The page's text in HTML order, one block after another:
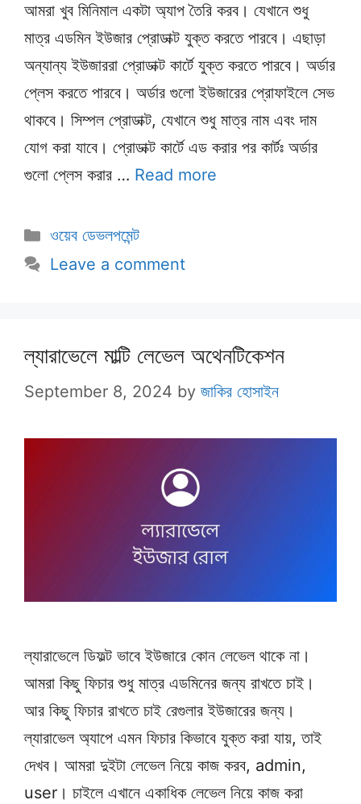
আমরা খুব মিনিমাল একটা অ্যাপ তৈরি করব। যেখানে শুধু
মাত্র এডমিন ইউজার প্রোডাক্ট যুক্ত করতে পারবে। এছাড়া
অন্যান্য ইউজাররা প্রোডাক্ট কার্টে যুক্ত করতে পারবে। অর্ডার
প্লেস করতে পারবে। অর্ডার গুলো ইউজারের প্রোফাইলে সেভ
থাকবে। সিম্পল প্রোডাক্ট, যেখানে শুধু মাত্র নাম এবং দাম
যোগ করা যাবে। প্রোডাক্ট কার্টে এড করার পর কার্টঃ অর্ডার
গুলো প্লেস করার … Read more
Categories
ওয়েব ডেভলপমেন্ট
Leave a comment
ল্যারাভেলে মাল্টি লেভেল অথেনটিকেশন
September 8, 2024 by জাকির হোসাইন
ল্যারাভেলে ডিফল্ট ভাবে ইউজারে কোন লেভেল থাকে না।
আমরা কিছু ফিচার শুধু মাত্র এডমিনের জন্য রাখতে চাই।
আর কিছু ফিচার রাখতে চাই রেগুলার ইউজারের জন্য।
ল্যারাভেল অ্যাপে এমন ফিচার কিভাবে যুক্ত করা যায়, তাই
দেখব। আমরা দুইটা লেভেল নিয়ে কাজ করব, admin,
user। চাইলে এখানে একাধিক লেভেল নিয়ে কাজ করা